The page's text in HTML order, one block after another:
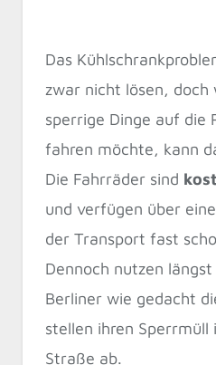
Das
zwar nicht lösen, doch
sperrige Dinge auf die
fahren möchte, kann
Die Fahrräder sind
und verfügen über
der Transport fast
Dennoch nutzen
Berliner wie gedacht
stellen ihren
Straße ab.